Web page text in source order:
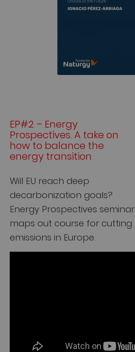
EP#2 – Energy
Prospectives. A take on
how to balance the
energy transition
Will EU reach deep
decarbonization goals?
Energy Prospectives seminar
maps out course for cutting
emissions in Europe.